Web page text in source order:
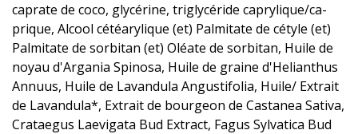
caprate de coco, glycérine, triglycéride caprylique/ca­
prique, Alcool cétéarylique (et) Palmitate de cétyle (et)
Palmitate de sorbitan (et) Oléate de sorbitan, Huile de
noyau d'Argania Spinosa, Huile de graine d'Helianthus
Annuus, Huile de Lavandula Angustifolia, Huile/ Extrait
de Lavandula*, Extrait de bourgeon de Castanea Sativa,
Crataegus Laevigata Bud Extract, Fagus Sylvatica Bud